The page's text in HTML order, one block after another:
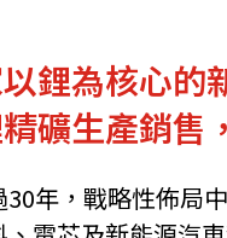
FintechHK
鋰為核心的
礦生產銷售
年，戰略性佈局